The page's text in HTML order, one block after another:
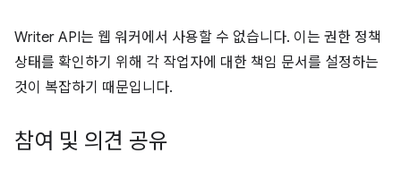
Writer API는 웹 워커에서 사용할 수 없습니다. 이는 권한 정책
상태를 확인하기 위해 각 작업자에 대한 책임 문서를 설정하는
것이 복잡하기 때문입니다.
참여 및 의견 공유